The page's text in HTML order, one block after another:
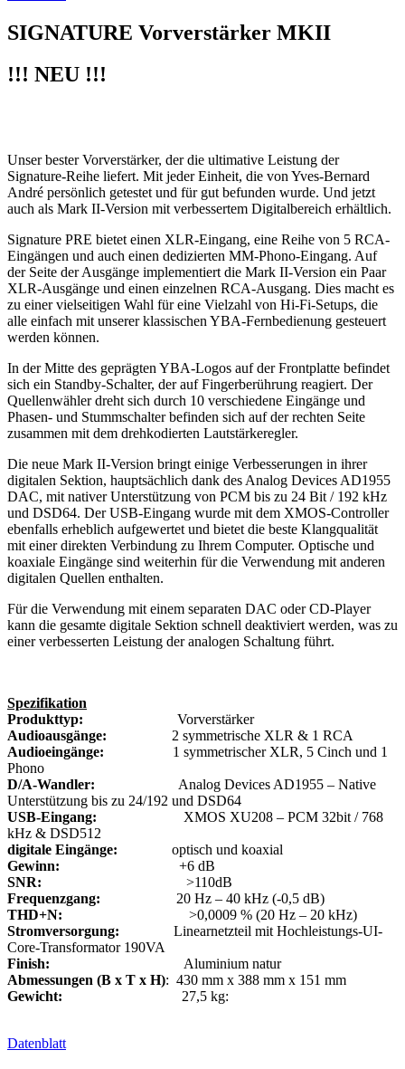
SIGNATURE Vorverstärker MKII
!!! NEU !!!
Unser bester Vorverstärker, der die ultimative Leistung der
Signature-Reihe liefert. Mit jeder Einheit, die von Yves-Bernard
André persönlich getestet und für gut befunden wurde. Und jetzt
auch als Mark II-Version mit verbessertem Digitalbereich erhältlich.
Signature PRE bietet einen XLR-Eingang, eine Reihe von 5 RCA-
Eingängen und auch einen dedizierten MM-Phono-Eingang. Auf
der Seite der Ausgänge implementiert die Mark II-Version ein Paar
XLR-Ausgänge und einen einzelnen RCA-Ausgang. Dies macht es
zu einer vielseitigen Wahl für eine Vielzahl von Hi-Fi-Setups, die
alle einfach mit unserer klassischen YBA-Fernbedienung gesteuert
werden können.
In der Mitte des geprägten YBA-Logos auf der Frontplatte befindet
sich ein Standby-Schalter, der auf Fingerberührung reagiert. Der
Quellenwähler dreht sich durch 10 verschiedene Eingänge und
Phasen- und Stummschalter befinden sich auf der rechten Seite
zusammen mit dem drehkodierten Lautstärkeregler.
Die neue Mark II-Version bringt einige Verbesserungen in ihrer
digitalen Sektion, hauptsächlich dank des Analog Devices AD1955
DAC, mit nativer Unterstützung von PCM bis zu 24 Bit / 192 kHz
und DSD64. Der USB-Eingang wurde mit dem XMOS-Controller
ebenfalls erheblich aufgewertet und bietet die beste Klangqualität
mit einer direkten Verbindung zu Ihrem Computer. Optische und
koaxiale Eingänge sind weiterhin für die Verwendung mit anderen
digitalen Quellen enthalten.
Für die Verwendung mit einem separaten DAC oder CD-Player
kann die gesamte digitale Sektion schnell deaktiviert werden, was zu
einer verbesserten Leistung der analogen Schaltung führt.
Spezifikation
Produkttyp: Vorverstärker
Audioausgänge: 2 symmetrische XLR & 1 RCA
Audioeingänge: 1 symmetrischer XLR, 5 Cinch und 1
Phono
D/A-Wandler: Analog Devices AD1955 – Native
Unterstützung bis zu 24/192 und DSD64
USB-Eingang: XMOS XU208 – PCM 32bit / 768
kHz & DSD512
digitale Eingänge: optisch und koaxial
Gewinn: +6 dB
SNR: >110dB
Frequenzgang: 20 Hz – 40 kHz (-0,5 dB)
THD+N: >0,0009 % (20 Hz – 20 kHz)
Stromversorgung: Linearnetzteil mit Hochleistungs-UI-
Core-Transformator 190VA
Finish: Aluminium natur
Abmessungen (B x T x H): 430 mm x 388 mm x 151 mm
Gewicht: 27,5 kg:
Datenblatt